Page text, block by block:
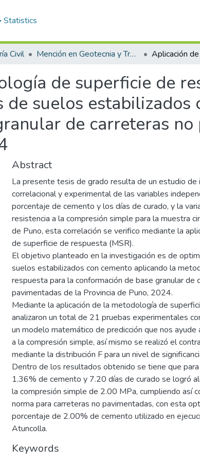
Statistics
Civil Mención en Geotecnia y Transportes
de superficie de
de suelos estabilizados
de carreteras
Abstract
La presente tesis de grado resulta de un estudio de
correlacional y experimental de las variables
porcentaje de cemento y los días de curado, y la
resistencia a la compresión simple para la muestra
de Puno, esta correlación se verifico mediante la
de superficie de respuesta (MSR).
El objetivo planteado en la investigación es de
suelos estabilizados con cemento aplicando la
respuesta para la conformación de base granular de
pavimentadas de la Provincia de Puno, 2024.
Mediante la aplicación de la metodología de
analizaron un total de 21 pruebas experimentales
un modelo matemático de predicción que nos ayude
a la compresión simple, así mismo se realizó el
mediante la distribución F para un nivel de
Dentro de los resultados obtenido se tiene que
1.36% de cemento y 7.20 días de curado se logró
la compresión simple de 2.00 MPa, cumpliendo así
norma para carreteras no pavimentadas, con esta
porcentaje de 2.00% de cemento utilizado en
Atuncolla.
Keywords